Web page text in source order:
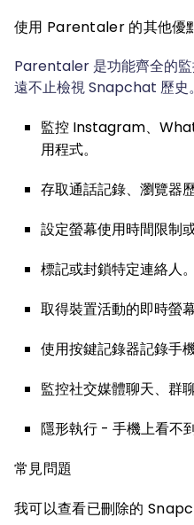
使用 Parentaler 的其他優
Parentaler 是功能齊全的
遠不止檢視 Snapchat 歷史
監控 Instagram、
用程式。
存取通話記錄、瀏覽器
設定螢幕使用時間限制
標記或封鎖特定連絡人。
取得裝置活動的即時螢幕
使用按鍵記錄器記錄手
監控社交媒體聊天、群
隱形執行 - 手機上看不
常見問題
我可以查看已刪除的